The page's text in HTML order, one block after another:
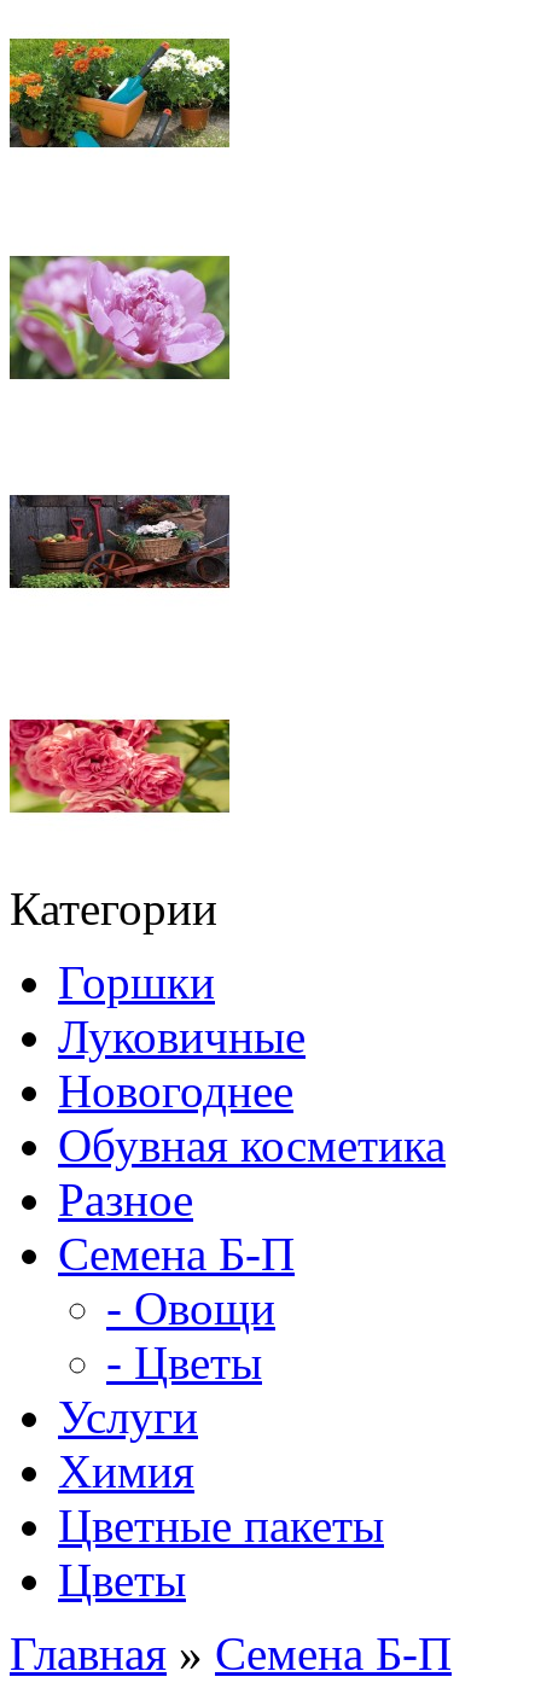
Категории
Горшки
Луковичные
Новогоднее
Обувная косметика
Разное
Семена Б-П
- Овощи
- Цветы
Услуги
Химия
Цветные пакеты
Цветы
Главная » Семена Б-П